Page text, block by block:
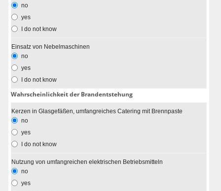
no
yes
I do not know
Einsatz von Nebelmaschinen
no
yes
I do not know
Wahrscheinlichkeit der Brandentstehung
Kerzen in Glasgefäßen, umfangreiches Catering mit Brennpaste
no
yes
I do not know
Nutzung von umfangreichen elektrischen Betriebsmitteln
no
yes